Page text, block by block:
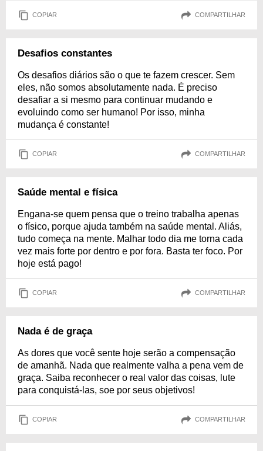
COPIAR COMPARTILHAR
Desafios constantes
Os desafios diários são o que te fazem crescer. Sem
eles, não somos absolutamente nada. É preciso
desafiar a si mesmo para continuar mudando e
evoluindo como ser humano! Por isso, minha
mudança é constante!
COPIAR COMPARTILHAR
Saúde mental e física
Engana-se quem pensa que o treino trabalha apenas
o físico, porque ajuda também na saúde mental. Aliás,
tudo começa na mente. Malhar todo dia me torna cada
vez mais forte por dentro e por fora. Basta ter foco. Por
hoje está pago!
COPIAR COMPARTILHAR
Nada é de graça
As dores que você sente hoje serão a compensação
de amanhã. Nada que realmente valha a pena vem de
graça. Saiba reconhecer o real valor das coisas, lute
para conquistá-las, soe por seus objetivos!
COPIAR COMPARTILHAR